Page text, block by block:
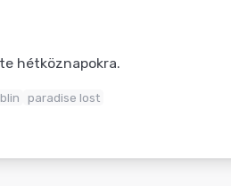
hétköznapokra.
paradise lost